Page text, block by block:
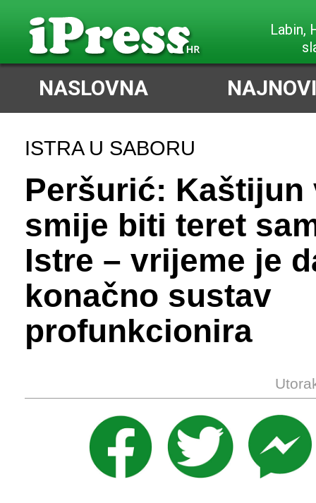
Labin,
NASLOVNA
ISTRA U SABORU
Peršurić: Kaštijun
smije biti teret
Istre – vrijeme je
konačno sustav
profunkcionira